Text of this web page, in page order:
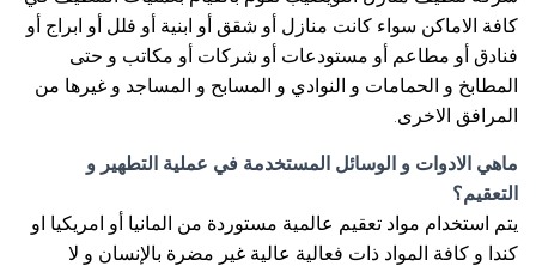
كافة الاماكن سواء كانت منازل أو شقق أو ابنية أو فلل أو ابراج أو
فنادق أو مطاعم أو مستودعات أو شركات أو مكاتب و حتى
المطابخ و الحمامات و النوادي و المسابح و المساجد و غيرها من
المرافق الاخرى.
ماهي الادوات و الوسائل المستخدمة في عملية التطهير و
التعقيم؟
يتم استخدام مواد تعقيم عالمية مستوردة من المانيا أو امريكيا او
كندا و كافة المواد ذات فعالية عالية غير مضرة بالإنسان و لا